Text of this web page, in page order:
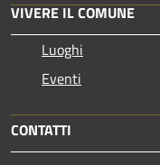
VIVERE IL COMUNE
Luoghi
Eventi
CONTATTI